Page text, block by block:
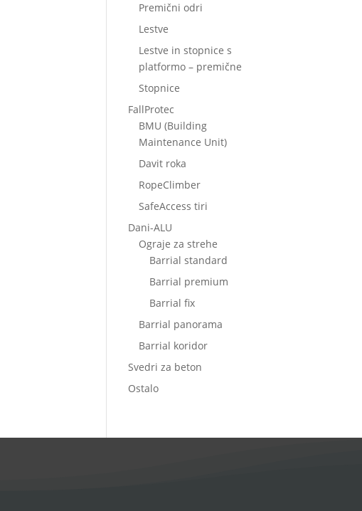
Premični odri
Lestve
Lestve in stopnice s
platformo – premične
Stopnice
FallProtec
BMU (Building
Maintenance Unit)
Davit roka
RopeClimber
SafeAccess tiri
Dani-ALU
Ograje za strehe
Barrial standard
Barrial premium
Barrial fix
Barrial panorama
Barrial koridor
Svedri za beton
Ostalo